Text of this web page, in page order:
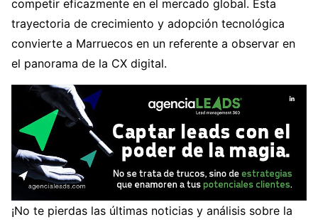
competir eficazmente en el mercado global. Esta
trayectoria de crecimiento y adopción tecnológica
convierte a Marruecos en un referente a observar en
el panorama de la CX digital.
¡No te pierdas las últimas noticias y análisis sobre la